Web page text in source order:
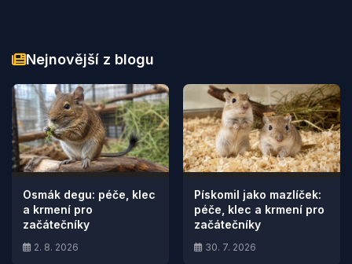
Nejnovější z blogu
Osmák degu: péče, klec
a krmení pro
začátečníky
2. 8. 2026
Pískomil jako mazlíček:
péče, klec a krmení pro
začátečníky
30. 7. 2026